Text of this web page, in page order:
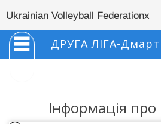
Ukrainian Volleyball Federationx
ДРУГА ЛІГА-
Інформація